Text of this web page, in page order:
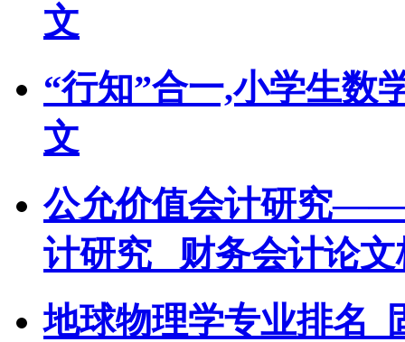
文
“行知”合一,小学生数
文
公允价值会计研究——
计研究 _财务会计论
地球物理学专业排名_